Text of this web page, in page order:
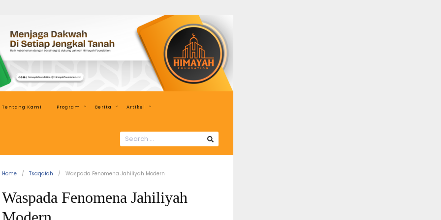
Himayah
Foundation
Menjaga
Dakwah
di
Setiap
Jengkal
Tentang Kami Program Berita Artikel
FOR:
Home Tsaqafah Waspada Fenomena Jahiliyah Modern
Waspada Fenomena Jahiliyah